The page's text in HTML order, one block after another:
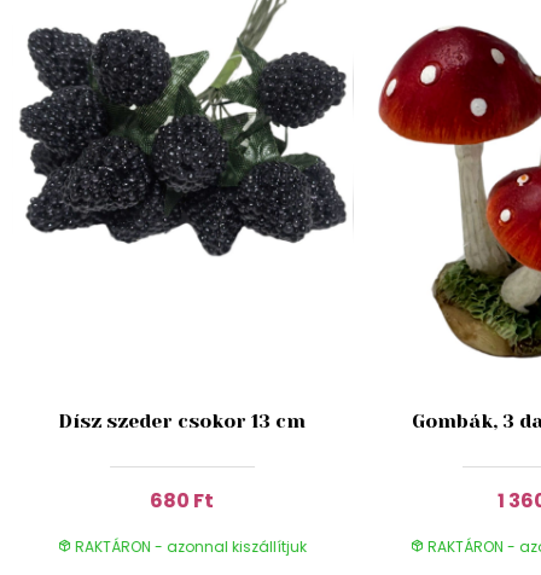
Dísz szeder csokor 13 cm
680 Ft
RAKTÁRON - azonnal kiszállítjuk
Gombák, 3
1
RAKTÁRON -